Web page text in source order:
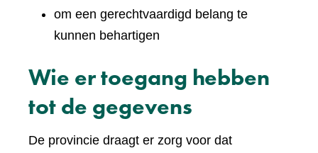
om een gerechtvaardigd belang te
kunnen behartigen
Wie er toegang hebben
tot de gegevens
De provincie draagt er zorg voor dat